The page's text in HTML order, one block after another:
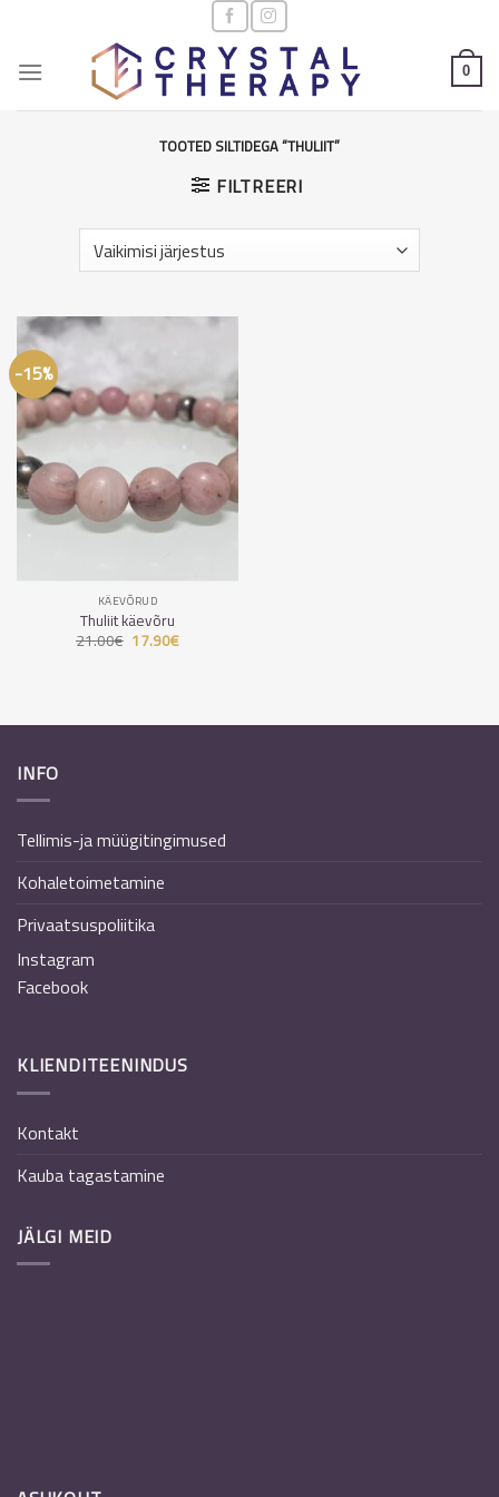
content
0
TOOTED SILTIDEGA “THULIIT”
FILTREERI
-15%
KÄEVÕRUD
Thuliit käevõru
21.00€ Algne
17.90€
INFO
Tellimis-ja müügitingimused
Kohaletoimetamine
Privaatsuspoliitika
Instagram
Facebook
KLIENDITEENINDUS
Kontakt
Kauba tagastamine
JÄLGI MEID